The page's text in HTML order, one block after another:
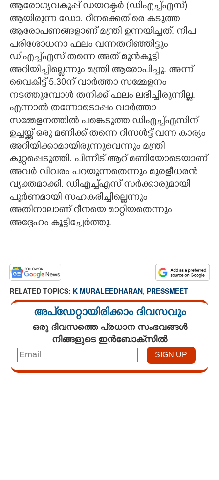
ആരോഗ്യവകുപ്പ് ഡയറക്ടർ (ഡിഎച്ച്എസ്)
ആയിരുന്ന ഡോ. റീനക്കെതിരെ കടുത്ത
ആരോപണങ്ങളാണ് മന്ത്രി ഉന്നയിച്ചത്. നിപ
പരിശോധനാ ഫലം വന്നതറിഞ്ഞിട്ടും
ഡിഎച്ച്എസ് തന്നെ അത് മുൻകൂട്ടി
അറിയിച്ചില്ലെന്നും മന്ത്രി ആരോപിച്ചു. അന്ന്
വെെകിട്ട് 5.30ന് വാർത്താ സമ്മേളനം
നടത്തുമ്പോൾ തനിക്ക് ഫലം ലഭിച്ചിരുന്നില്ല.
എന്നാൽ തന്നോടൊപ്പം വാർത്താ
സമ്മേളനത്തിൽ പങ്കെടുത്ത ഡിഎച്ച്എസിന്
ഉച്ചയ്ക്ക് ഒരു മണിക്ക് തന്നെ റിസൾട്ട് വന്ന കാര്യം
അറിയിക്കാമായിരുന്നുവെന്നും മന്ത്രി
കുറ്റപ്പെടുത്തി. പിന്നീട് ആറ് മണിയോടെയാണ്
അവർ വിവരം പറയുന്നതെന്നും മുരളീധരൻ
വ്യക്തമാക്കി. ഡിഎച്ച്എസ് സർക്കാരുമായി
പൂർണമായി സഹകരിച്ചില്ലെന്നും
അതിനാലാണ് റീനയെ മാറ്റിയതെന്നും
അദ്ദേഹം കൂട്ടിച്ചേർത്തു.
RELATED TOPICS: K MURALEEDHARAN, PRESSMEET
അപ്ഡേറ്റായിരിക്കാം ദിവസവും
ഒരു ദിവസത്തെ പ്രധാന സംഭവങ്ങൾ
നിങ്ങളുടെ ഇൻബോക്സിൽ